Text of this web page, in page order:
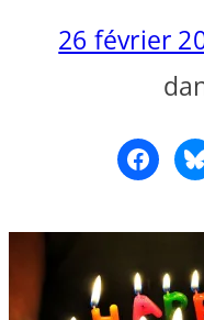
26 février